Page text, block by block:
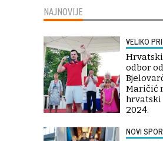
NAJNOVIJE
VELIKO
odbor
Maričić
hrvatski
2024.
NOVI